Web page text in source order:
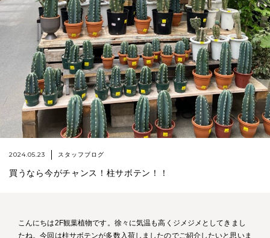
2024.05.23 スタッフブログ
買うなら今がチャンス！柱サボテン！！
こんにちは2F観葉植物です。徐々に気温も高くジメジメとしてきまし
たね。今回は柱サボテンが多数入荷しましたのでご紹介したいと思いま